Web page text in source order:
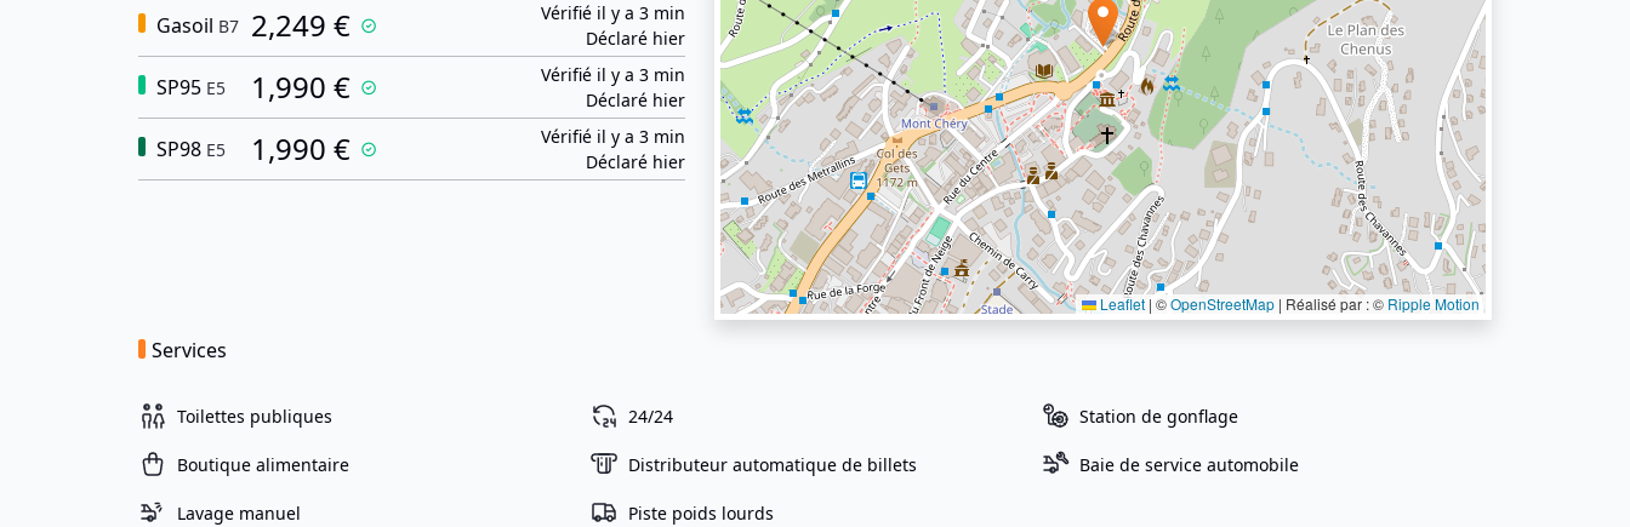
Gasoil B7 2,249 €
Vérifié il y a 3 min
Déclaré hier
SP95 E5 1,990 €
Vérifié il y a 3 min
Déclaré hier
SP98 E5 1,990 €
Vérifié il y a 3 min
Déclaré hier
Leaflet | ©OpenStreetMap | Réalisé par : © Ripple Motion
Services
Toilettes publiques 24/24 Station de gonflage
Boutique alimentaire Distributeur automatique de billets Baie de service automobile
Lavage manuel Piste poids lourds